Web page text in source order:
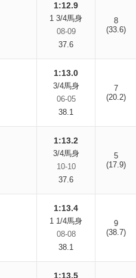
1:12.9
1 3/4馬身
08-09
37.6
8
(33.6)
1:13.0
3/4馬身
06-05
38.1
7
(20.2)
1:13.2
3/4馬身
10-10
37.6
5
(17.9)
1:13.4
1 1/4馬身
08-08
38.1
9
(38.7)
1:13.5